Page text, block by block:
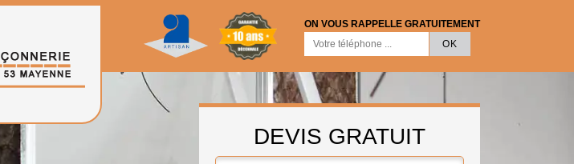
ON VOUS RAPPELLE GRATUITEMENT
DEVIS GRATUIT